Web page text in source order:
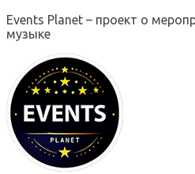
Events Planet – проект о
музыке